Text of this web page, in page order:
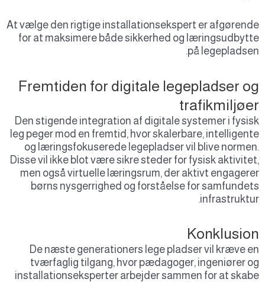
At vælge den rigtige installationsekspert er
for at maksimere både sikkerhed og
på
Fremtiden for digitale legepladser
Den stigende integration af digitale systemer i
leg peger mod en fremtid, hvor skalerbare,
og læringsfokuserede legepladser vil blive
Disse vil ikke blot være sikre steder for fysisk
men også virtuelle læringsrum, der aktivt
børns nysgerrighed og forståelse for
De næste generationers lege pladser vil kræve
tværfaglig tilgang, hvor pædagoger, ingeniører
installationseksperter arbejder sammen for at